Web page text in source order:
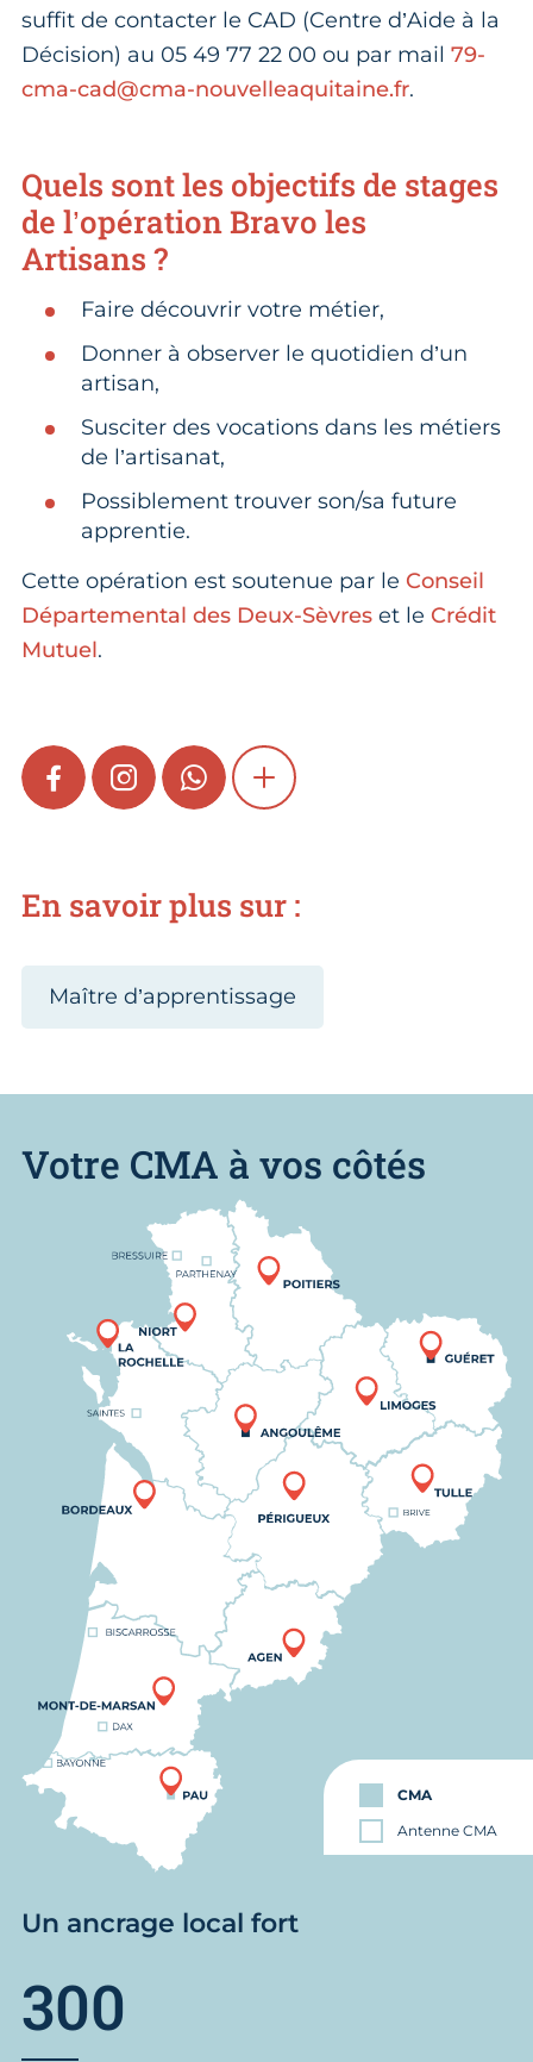
suffit de contacter le CAD (Centre d’Aide à la
Décision) au 05 49 77 22 00 ou par mail 79-
cma-cad@cma-nouvelleaquitaine.fr.
Quels sont les objectifs de stages
de l’opération Bravo les
Artisans ?
Faire découvrir votre métier,
Donner à observer le quotidien d’un
artisan,
Susciter des vocations dans les métiers
de l’artisanat,
Possiblement trouver son/sa future
apprentie.
Cette opération est soutenue par le Conseil
Départemental des Deux-Sèvres et le Crédit
Mutuel.
FACEBOOKINSTAGRAMWHATSAPPSHOW MORE
En savoir plus sur :
Maître d’apprentissage
Votre CMA à vos côtés
CMA
Antenne CMA
Un ancrage local fort
300